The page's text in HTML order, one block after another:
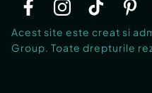
Acest site este creat si
Group. Toate drepturile